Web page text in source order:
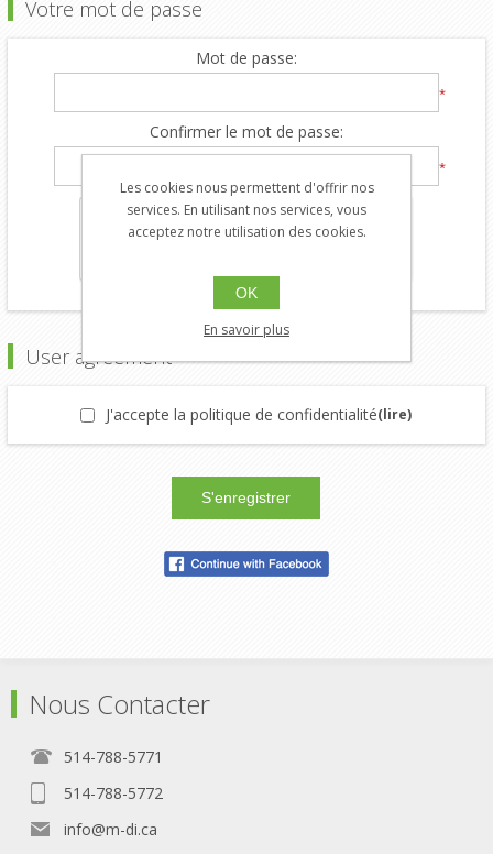
Votre mot de passe
Mot de passe:
*
Confirmer le mot de passe:
*
User agreement
J'accepte la politique de confidentialité(lire)
S'enregistrer
Nous Contacter
514-788-5771
514-788-5772
info@m-di.ca
Les cookies nous permettent d'offrir nos
services. En utilisant nos services, vous
acceptez notre utilisation des cookies.
OK
En savoir plus